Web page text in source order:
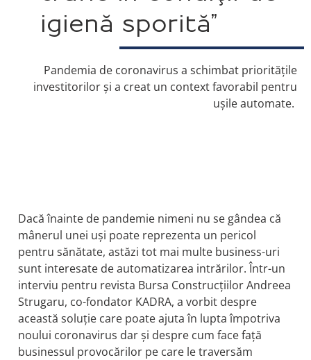
igienă sporită”
Pandemia de coronavirus a schimbat priorităţile
investitorilor şi a creat un context favorabil pentru
uşile automate.
Dacă înainte de pandemie nimeni nu se gândea că
mânerul unei uşi poate reprezenta un pericol
pentru sănătate, astăzi tot mai multe business-uri
sunt interesate de automatizarea intrărilor. Într-un
interviu pentru revista Bursa Construcțiilor Andreea
Strugaru, co-fondator KADRA, a vorbit despre
această soluție care poate ajuta în lupta împotriva
noului coronavirus dar și despre cum face față
businessul provocărilor pe care le traversăm